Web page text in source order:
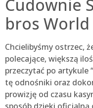
Cudownie
bros
Chcielibyśmy ostrzec,
polecające, większą
przeczytać po artykule
tę odnośniki oraz
prowizję od czasu
sposób dzięki oficjalną